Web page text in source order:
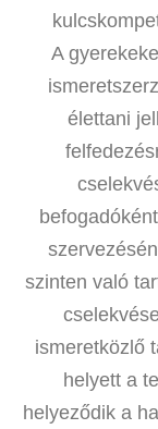
A
élettani
szinten való
ismeretközlő
helyett a
helyeződik a